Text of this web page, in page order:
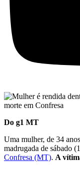
Do g1 MT
Uma mulher, de 34
madrugada de sábado
Confresa (MT). A